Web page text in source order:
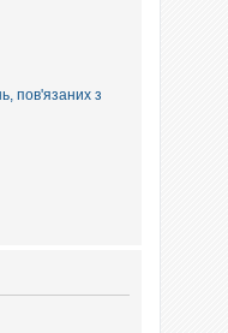
пов'язаних з